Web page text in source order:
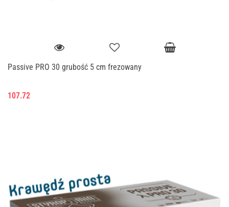
Passive PRO 30 grubość 5 cm frezowany
107.72